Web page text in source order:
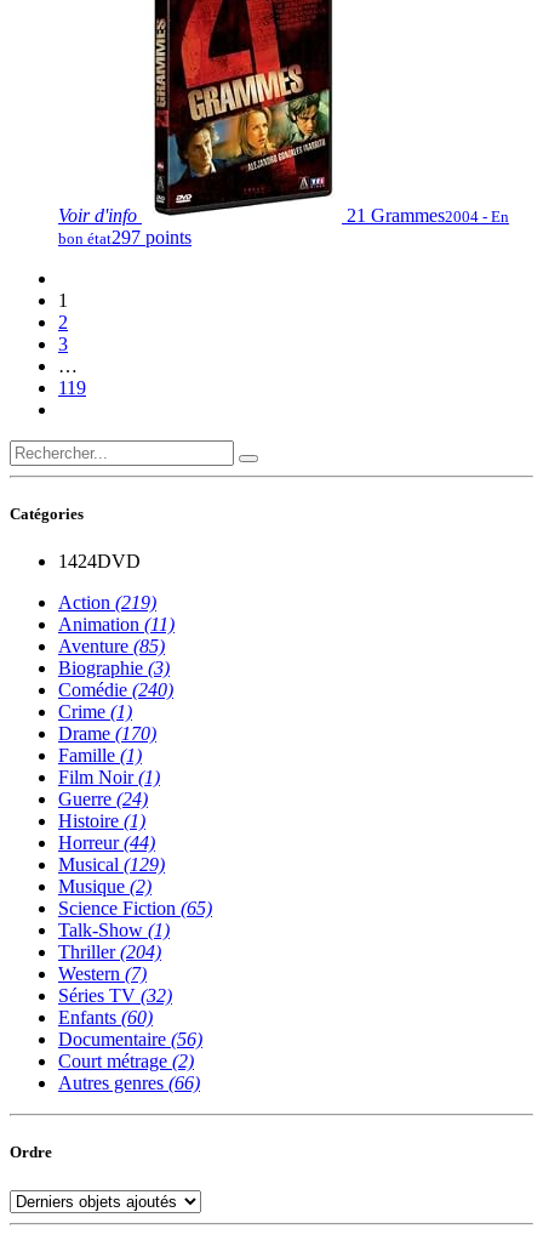
Voir d'info 21 Grammes2004 - En
bon état297 points
1
2
3
…
119
Catégories
1424DVD
Action (219)
Animation (11)
Aventure (85)
Biographie (3)
Comédie (240)
Crime (1)
Drame (170)
Famille (1)
Film Noir(1)
Guerre (24)
Histoire (1)
Horreur(44)
Musical (129)
Musique (2)
Science Fiction (65)
Talk-Show (1)
Thriller(204)
Western (7)
Séries TV (32)
Enfants (60)
Documentaire (56)
Court métrage (2)
Autres genres (66)
Ordre